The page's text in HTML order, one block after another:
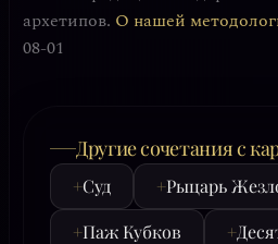
архетипов. О нашей
08-01
Другие сочетания с
+Суд +Рыцарь
+Паж Кубков +